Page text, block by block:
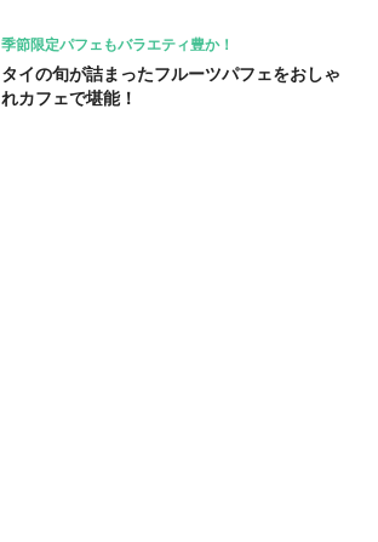
季節限定パフェもバラエティ豊か！
タイの旬が詰まったフルーツパフェをおしゃ
れカフェで堪能！